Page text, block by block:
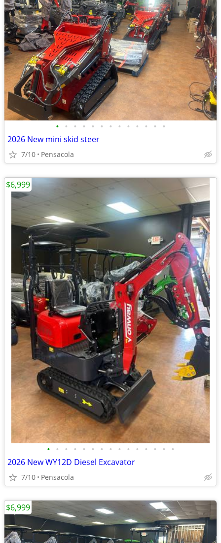
• • • • • • • • • • • • •
2026 New mini skid steer
7/10 Pensacola
• • • • • • • • • • • • • • •
2026 New WY12D Diesel Excavator
7/10 Pensacola
$6,999
$6,999